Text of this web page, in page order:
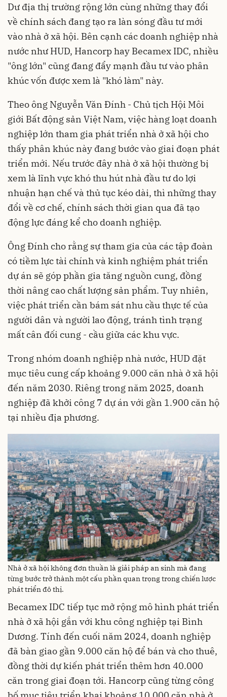
Dư địa thị trường rộng lớn cùng những thay đổi
về chính sách đang tạo ra làn sóng đầu tư mới
vào nhà ở xã hội. Bên cạnh các doanh nghiệp nhà
nước như HUD, Hancorp hay Becamex IDC, nhiều
"ông lớn" cũng đang đẩy mạnh đầu tư vào phân
khúc vốn được xem là "khó làm" này.
Theo ông Nguyễn Văn Đính - Chủ tịch Hội Môi
giới Bất động sản Việt Nam, việc hàng loạt doanh
nghiệp lớn tham gia phát triển nhà ở xã hội cho
thấy phân khúc này đang bước vào giai đoạn phát
triển mới. Nếu trước đây nhà ở xã hội thường bị
xem là lĩnh vực khó thu hút nhà đầu tư do lợi
nhuận hạn chế và thủ tục kéo dài, thì những thay
đổi về cơ chế, chính sách thời gian qua đã tạo
động lực đáng kể cho doanh nghiệp.
Ông Đính cho rằng sự tham gia của các tập đoàn
có tiềm lực tài chính và kinh nghiệm phát triển
dự án sẽ góp phần gia tăng nguồn cung, đồng
thời nâng cao chất lượng sản phẩm. Tuy nhiên,
việc phát triển cần bám sát nhu cầu thực tế của
người dân và người lao động, tránh tình trạng
mất cân đối cung - cầu giữa các khu vực.
Trong nhóm doanh nghiệp nhà nước, HUD đặt
mục tiêu cung cấp khoảng 9.000 căn nhà ở xã hội
đến năm 2030. Riêng trong năm 2025, doanh
nghiệp đã khởi công 7 dự án với gần 1.900 căn hộ
tại nhiều địa phương.
Nhà ở xã hội không đơn thuần là giải pháp an sinh mà đang
từng bước trở thành một cấu phần quan trọng trong chiến lược
phát triển đô thị.
Becamex IDC tiếp tục mở rộng mô hình phát triển
nhà ở xã hội gắn với khu công nghiệp tại Bình
Dương. Tính đến cuối năm 2024, doanh nghiệp
đã bàn giao gần 9.000 căn hộ để bán và cho thuê,
đồng thời dự kiến phát triển thêm hơn 40.000
căn trong giai đoạn tới. Hancorp cũng từng công